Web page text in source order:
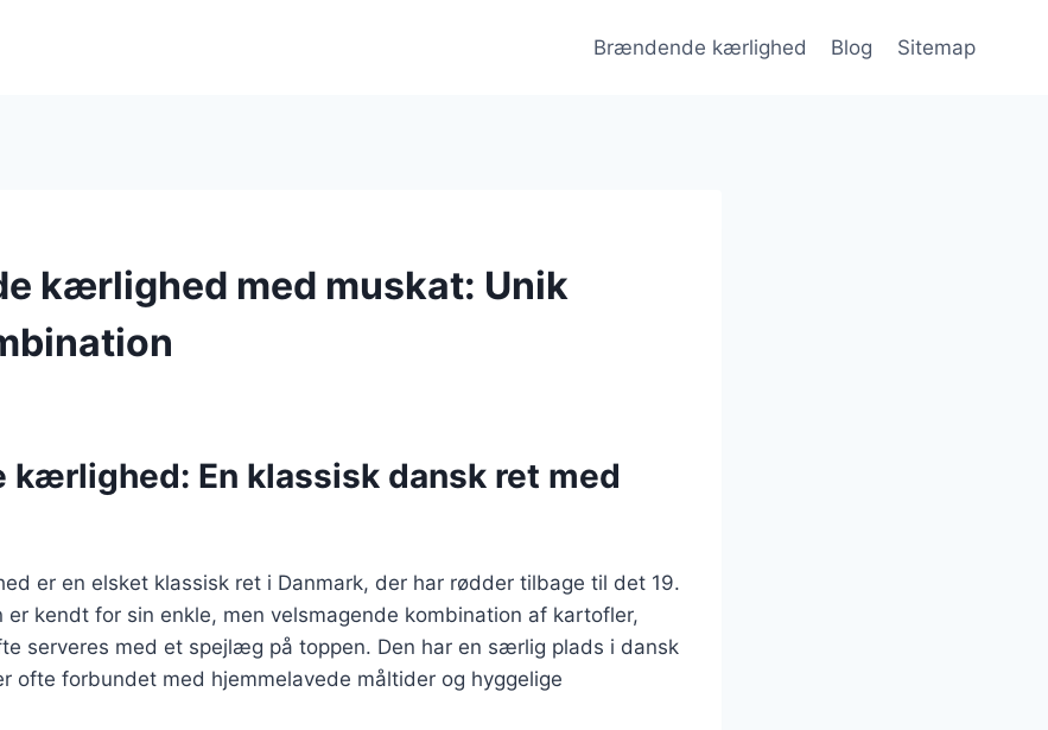
Brændende kærlighed Blog Sitemap
kærlighed med muskat: Unik
En klassisk dansk ret med
er en elsket klassisk ret i Danmark, der har rødder tilbage til det 19.
er kendt for sin enkle, men velsmagende kombination af kartofler,
serveres med et spejlæg på toppen. Den har en særlig plads i dansk
ofte forbundet med hjemmelavede måltider og hyggelige